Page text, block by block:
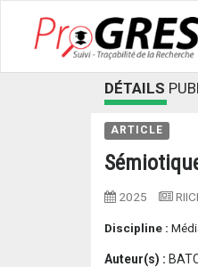
DÉTAILS
ARTICLE
2025
Discipline :
Auteur(s) :